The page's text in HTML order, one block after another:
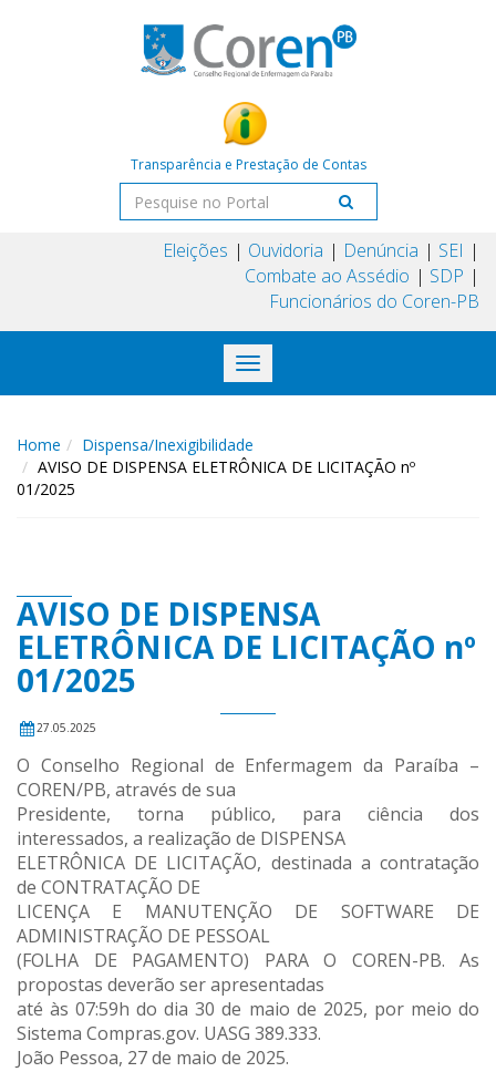
Transparência e Prestação de Contas
Eleições Ouvidoria Denúncia
SEI
Combate ao Assédio
SDP
Funcionários do Coren-PB
Toggle
navigation
Home
Dispensa/Inexigibilidade
AVISO DE DISPENSA ELETRÔNICA DE LICITAÇÃO nº
01/2025
AVISO DE DISPENSA
ELETRÔNICA DE LICITAÇÃO nº
01/2025
27.05.2025
O Conselho Regional de Enfermagem da Paraíba –
COREN/PB, através de sua
Presidente, torna público, para ciência dos
interessados, a realização de DISPENSA
ELETRÔNICA DE LICITAÇÃO, destinada a contratação
de CONTRATAÇÃO DE
LICENÇA E MANUTENÇÃO DE SOFTWARE DE
ADMINISTRAÇÃO DE PESSOAL
(FOLHA DE PAGAMENTO) PARA O COREN-PB. As
propostas deverão ser apresentadas
até às 07:59h do dia 30 de maio de 2025, por meio do
Sistema Compras.gov. UASG 389.333.
João Pessoa, 27 de maio de 2025.